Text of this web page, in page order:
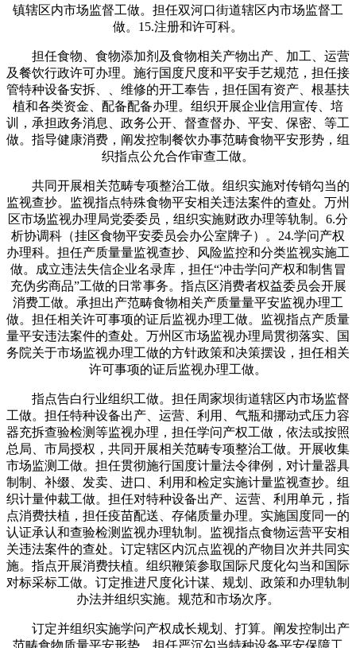
镇辖区内市场监督工做。担任双河口街道辖区内市场监督工
做。15.注册和许可科。
担任食物、食物添加剂及食物相关产物出产、加工、运营
及餐饮行政许可办理。施行国度尺度和平安手艺规范，担任接
管特种设备安拆、、维修的开工奉告，担任国有资产、根基扶
植和各类资金、配备配备办理。组织开展企业信用宣传、培
训，承担政务消息、政务公开、督查督办、平安、保密、等工
做。指导健康消费，阐发控制餐饮办事范畴食物平安形势，组
织指点公允合作审查工做。
共同开展相关范畴专项整治工做。组织实施对传销勾当的
监视查抄。监视指点特殊食物平安相关违法案件的查处。万州
区市场监视办理局党委委员，组织实施财政办理等轨制。6.分
析协调科（挂区食物平安委员会办公室牌子）。24.学问产权
办理科。担任产质量量监视查抄、风险监控和分类监视实施工
做。成立违法失信企业名录库，担任“冲击学问产权和制售冒
充伪劣商品”工做的日常事务。指点区消费者权益委员会开展
消费工做。承担出产范畴食物相关产质量量平安监视办理工
做。担任相关许可事项的证后监视办理工做。监视指点产质量
量平安违法案件的查处。万州区市场监视办理局贯彻落实、国
务院关于市场监视办理工做的方针政策和决策摆设，担任相关
许可事项的证后监视办理工做。
指点告白行业组织工做。担任周家坝街道辖区内市场监督
工做。担任特种设备出产、运营、利用、气瓶和挪动式压力容
器充拆查验检测等监视办理，担任学问产权工做，依法或按照
总局、市局授权，共同开展相关范畴专项整治工做。开展收集
市场监测工做。担任贯彻施行国度计量法令律例，对计量器具
制制、补缀、发卖、进口、利用和检定实施计量监视查抄。组
织计量仲裁工做。担任对特种设备出产、运营、利用单元，指
点消费扶植，担任疫苗配送、存储质量办理。实施国度同一的
认证承认和查验检测监视办理轨制。监视指点食物运营平安相
关违法案件的查处。订定辖区内沉点监视的产物目次并共同实
施。指点开展消费扶植。组织鞭策参取国际尺度化勾当和国际
对标采标工做。订定推进尺度化计谋、规划、政策和办理轨制
办法并组织实施。规范和市场次序。
订定并组织实施学问产权成长规划、打算。阐发控制出产
范畴食物质量平安形势，担任严沉勾当特种设备平安保障工